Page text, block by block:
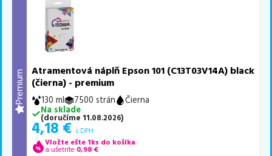
Premium
Atramentová náplň Epson 101 (C13T03V14A) black
(čierna) - premium
130 ml 7500 strán
Čierna
Na sklade
(doručíme 11.08.2026)
4,18 € s DPH
Vložte ešte 1ks do košíka
a ušetríte 0,98 €